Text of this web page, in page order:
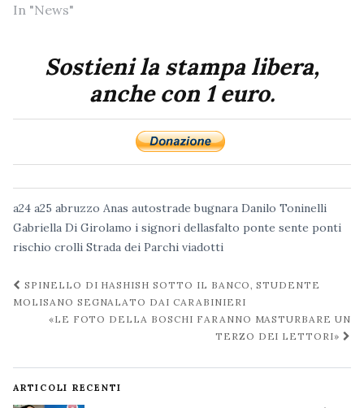
In "News"
Sostieni la stampa libera,
anche con 1 euro.
a24 a25 abruzzo Anas autostrade bugnara Danilo Toninelli
Gabriella Di Girolamo i signori dellasfalto ponte sente ponti
rischio crolli Strada dei Parchi viadotti
Navigazione
post
SPINELLO DI HASHISH SOTTO IL BANCO, STUDENTE
MOLISANO SEGNALATO DAI CARABINIERI
«LE FOTO DELLA BOSCHI FARANNO MASTURBARE UN
TERZO DEI LETTORI»
ARTICOLI RECENTI